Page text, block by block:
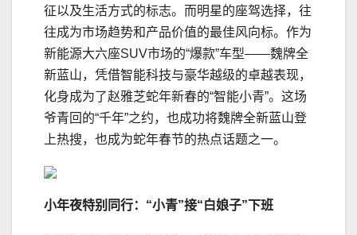
征以及生活方式的标志。而明星的座驾选择，往
往成为市场趋势和产品价值的最佳风向标。作为
新能源大六座SUV市场的“爆款”车型——魏牌全
新蓝山，凭借智能科技与豪华越级的卓越表现，
化身成为了赵雅芝蛇年新春的“智能小青”。这场
爷青回的“千年”之约，也成功将魏牌全新蓝山登
上热搜，也成为蛇年春节的热点话题之一。
小年夜特别同行：“小青”接“白娘子”下班